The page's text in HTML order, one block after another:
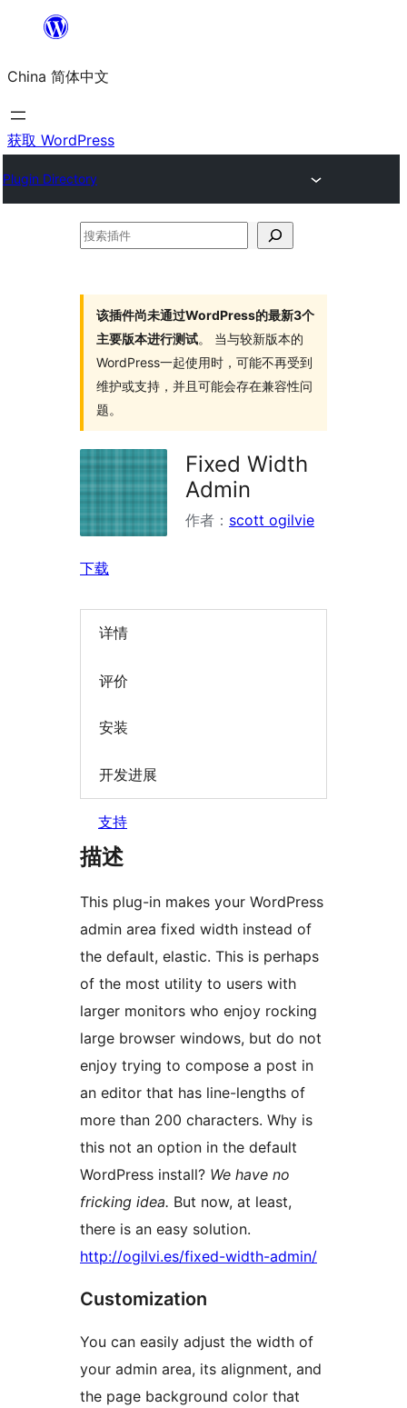
内
容
China 简体中文
获取 WordPress
Plugin Directory
搜
该插件尚未通过WordPress的最新3个
主要版本进行测试。 当与较新版本的
WordPress一起使用时，可能不再受到
维护或支持，并且可能会存在兼容性问
题。
Fixed Width
Admin
作者： scott ogilvie
下载
详情
评价
安装
开发进展
支持
描述
This plug-in makes your WordPress
admin area fixed width instead of
the default, elastic. This is perhaps
of the most utility to users with
larger monitors who enjoy rocking
large browser windows, but do not
enjoy trying to compose a post in
an editor that has line-lengths of
more than 200 characters. Why is
this not an option in the default
WordPress install? We have no
fricking idea. But now, at least,
there is an easy solution.
http://ogilvi.es/fixed-width-admin/
Customization
You can easily adjust the width of
your admin area, its alignment, and
the page background color that